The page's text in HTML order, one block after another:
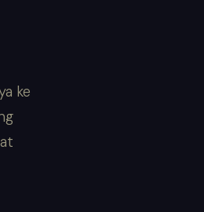
ke